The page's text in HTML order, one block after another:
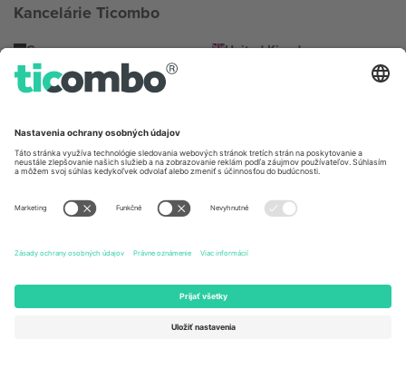
Kancelárie Ticombo
Germany
Unter den Linden 24, 10117
Berlin, Germany
United Kingdom
167 City Road, London, Greater
United States
131 Continental Dr, Suite 305,
Newark, Delaware 19713, United
States
Switzerland
Dorfstrasse 52a, 6390
Engelberg, Switzerland
Bulgaria
Regus Sofia City West, bul
United Arab Emirates
UAE Dubai Silicon Oasis, DDP
Building A1, Office 302, Dubai,